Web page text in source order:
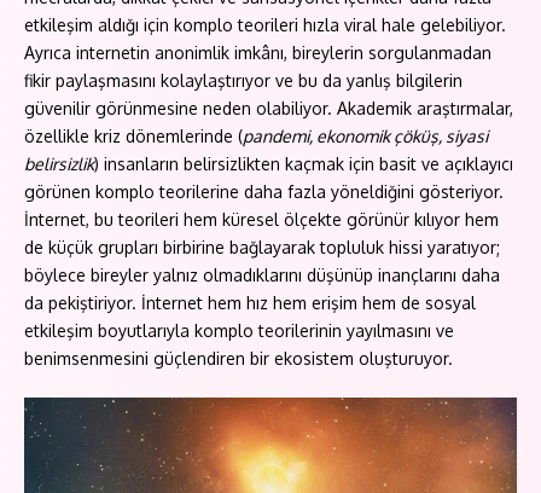
etkileşim aldığı için komplo teorileri hızla viral hale gelebiliyor.
Ayrıca internetin anonimlik imkânı, bireylerin sorgulanmadan
fikir paylaşmasını kolaylaştırıyor ve bu da yanlış bilgilerin
güvenilir görünmesine neden olabiliyor. Akademik araştırmalar,
özellikle kriz dönemlerinde (pandemi, ekonomik çöküş, siyasi
belirsizlik) insanların belirsizlikten kaçmak için basit ve açıklayıcı
görünen komplo teorilerine daha fazla yöneldiğini gösteriyor.
İnternet, bu teorileri hem küresel ölçekte görünür kılıyor hem
de küçük grupları birbirine bağlayarak topluluk hissi yaratıyor;
böylece bireyler yalnız olmadıklarını düşünüp inançlarını daha
da pekiştiriyor. İnternet hem hız hem erişim hem de sosyal
etkileşim boyutlarıyla komplo teorilerinin yayılmasını ve
benimsenmesini güçlendiren bir ekosistem oluşturuyor.